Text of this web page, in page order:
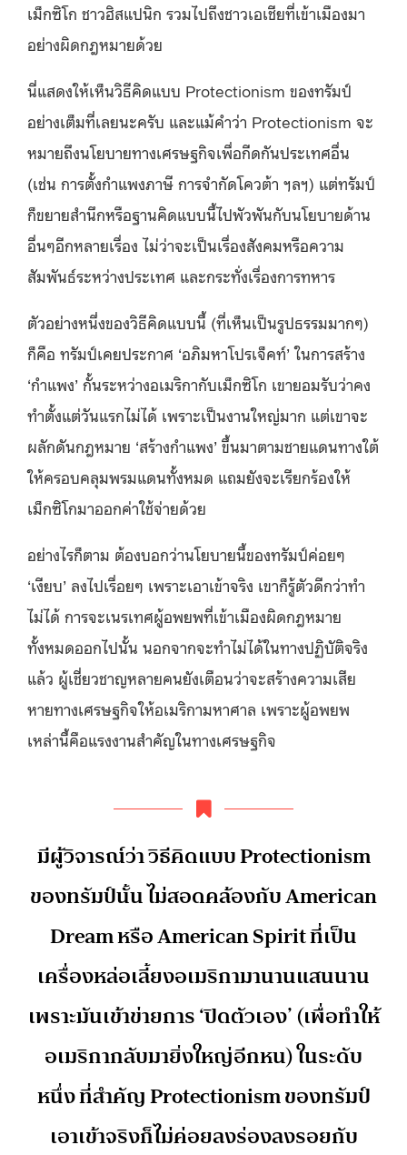
เม็กซิโก ชาวฮิสแปนิก รวมไปถึงชาวเอเชียที่เข้าเมืองมา
อย่างผิดกฎหมายด้วย
นี่แสดงให้เห็นวิธีคิดแบบ Protectionism ของทรัมป์
อย่างเต็มที่เลยนะครับ และแม้คำว่า Protectionism จะ
หมายถึงนโยบายทางเศรษฐกิจเพื่อกีดกันประเทศอื่น
(เช่น การตั้งกำแพงภาษี การจำกัดโควต้า ฯลฯ) แต่ทรัมป์
ก็ขยายสำนึกหรือฐานคิดแบบนี้ไปพัวพันกับนโยบายด้าน
อื่นๆอีกหลายเรื่อง ไม่ว่าจะเป็นเรื่องสังคมหรือความ
สัมพันธ์ระหว่างประเทศ และกระทั่งเรื่องการทหาร
ตัวอย่างหนึ่งของวิธีคิดแบบนี้ (ที่เห็นเป็นรูปธรรมมากๆ)
ก็คือ ทรัมป์เคยประกาศ ‘อภิมหาโปรเจ็คท์’ ในการสร้าง
‘กำแพง’ กั้นระหว่างอเมริกากับเม็กซิโก เขายอมรับว่าคง
ทำตั้งแต่วันแรกไม่ได้ เพราะเป็นงานใหญ่มาก แต่เขาจะ
ผลักดันกฎหมาย ‘สร้างกำแพง’ ขึ้นมาตามชายแดนทางใต้
ให้ครอบคลุมพรมแดนทั้งหมด แถมยังจะเรียกร้องให้
เม็กซิโกมาออกค่าใช้จ่ายด้วย
อย่างไรก็ตาม ต้องบอกว่านโยบายนี้ของทรัมป์ค่อยๆ
‘เงียบ’ ลงไปเรื่อยๆ เพราะเอาเข้าจริง เขาก็รู้ตัวดีกว่าทำ
ไม่ได้ การจะเนรเทศผู้อพยพที่เข้าเมืองผิดกฎหมาย
ทั้งหมดออกไปนั้น นอกจากจะทำไม่ได้ในทางปฏิบัติจริง
แล้ว ผู้เชี่ยวชาญหลายคนยังเตือนว่าจะสร้างความเสีย
หายทางเศรษฐกิจให้อเมริกามหาศาล เพราะผู้อพยพ
เหล่านี้คือแรงงานสำคัญในทางเศรษฐกิจ
มีผู้วิจารณ์ว่า วิธีคิดแบบ Protectionism
ของทรัมป์นั้น ไม่สอดคล้องกับ American
Dream หรือ American Spirit ที่เป็น
เครื่องหล่อเลี้ยงอเมริกามานานแสนนาน
เพราะมันเข้าข่ายการ ‘ปิดตัวเอง’ (เพื่อทำให้
อเมริกากลับมายิ่งใหญ่อีกหน) ในระดับ
หนึ่ง ที่สำคัญ Protectionism ของทรัมป์
เอาเข้าจริงก็ไม่ค่อยลงร่องลงรอยกับ